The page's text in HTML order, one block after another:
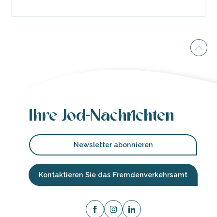
Ihre Jod-Nachrichten
Newsletter abonnieren
Kontaktieren Sie das Fremdenverkehrsamt